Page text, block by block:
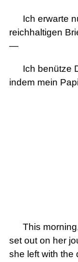
Ich erwarte
reichhaltigen
—
Ich benütze
indem mein
This
set out on her
she left with the